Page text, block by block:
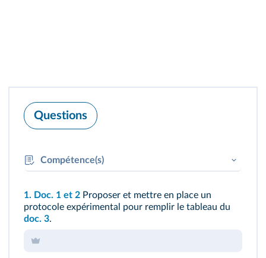
Questions
Compétence(s)
supports variés
1. Doc. 1 et 2 Proposer et mettre en place un
protocole expérimental pour remplir le tableau du
doc. 3.